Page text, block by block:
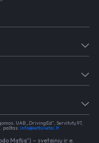
UAB „DrivingEd“, Servitutų 97,
paštas: info@ketbilietai.lt
Mafija“) – svetainių ir e.